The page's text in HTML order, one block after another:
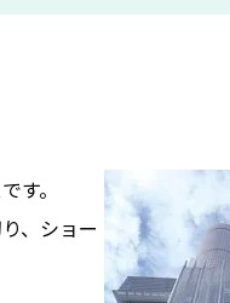
す。
、ショー